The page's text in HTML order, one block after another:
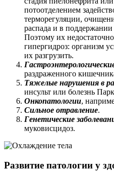
потоотделением
терморегуляции,
распада и в поддержании
Поэтому их
гипергидроз: организм
их разгрузить.
раздраженного
Тяжелые нарушения в
инсульт или болезнь
Онкопатологии,
Сильное отравление.
Генетические
муковисцидоз.
Развитие патологии у